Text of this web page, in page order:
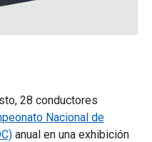
28 conductores
Nacional de
anual en una exhibición